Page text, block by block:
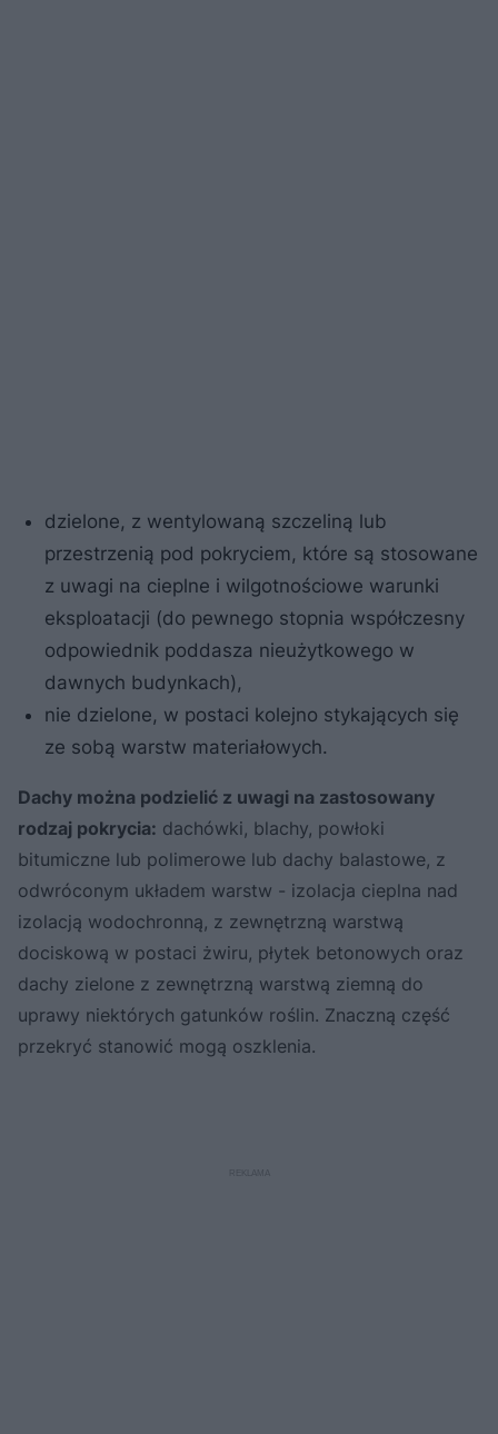
dzielone, z wentylowaną szczeliną lub
przestrzenią pod pokryciem, które są stosowane
z uwagi na cieplne i wilgotnościowe warunki
eksploatacji (do pewnego stopnia współczesny
odpowiednik poddasza nieużytkowego w
dawnych budynkach),
nie dzielone, w postaci kolejno stykających się
ze sobą warstw materiałowych.
Dachy można podzielić z uwagi na zastosowany
rodzaj pokrycia: dachówki, blachy, powłoki
bitumiczne lub polimerowe lub dachy balastowe, z
odwróconym układem warstw - izolacja cieplna nad
izolacją wodochronną, z zewnętrzną warstwą
dociskową w postaci żwiru, płytek betonowych oraz
dachy zielone z zewnętrzną warstwą ziemną do
uprawy niektórych gatunków roślin. Znaczną część
przekryć stanowić mogą oszklenia.